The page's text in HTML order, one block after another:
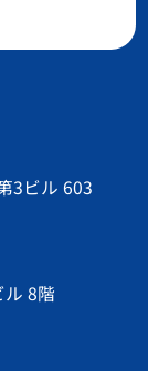
3ビル 603
8階